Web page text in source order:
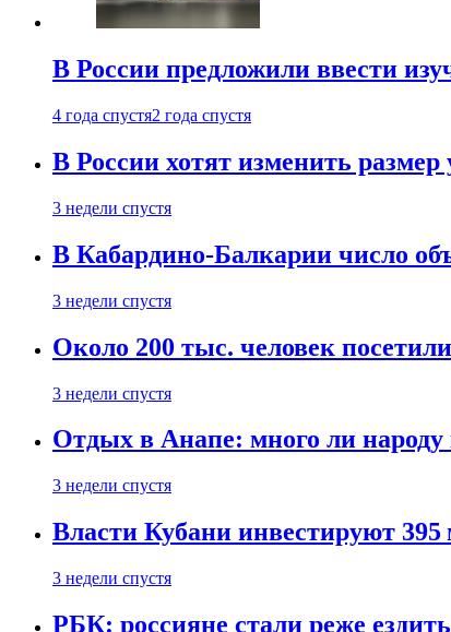
В России предложили ввести
4 года спустя2 года спустя
В России хотят изменить
3 недели спустя
В Кабардино-Балкарии число
3 недели спустя
Около 200 тыс. человек
3 недели спустя
Отдых в Анапе: много ли народу
3 недели спустя
Власти Кубани инвестируют 395
3 недели спустя
РБК: россияне стали реже